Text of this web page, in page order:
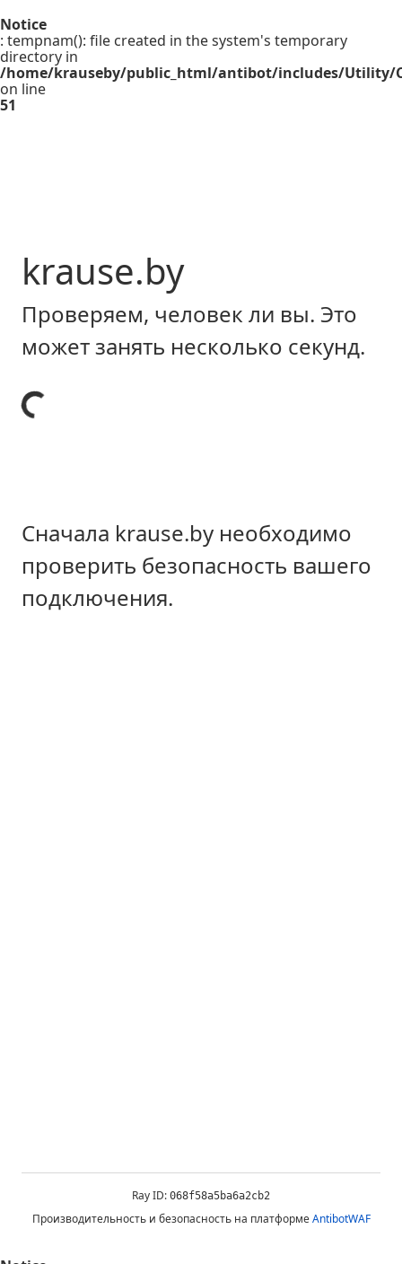
Notice
: tempnam(): file created in the system's temporary
directory in
/home/krauseby/public_html/antibot/includes/Utility/
on line
51
krause.by
Проверяем, человек ли вы. Это
может занять несколько секунд.
Сначала krause.by необходимо
проверить безопасность вашего
подключения.
Ray ID: 068f58a5ba6a2cb2
Производительность и безопасность на платформе AntibotWAF